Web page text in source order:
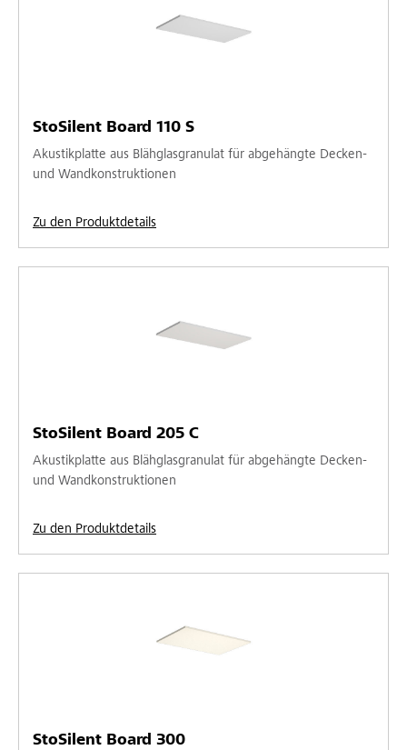
StoSilent Board 110 S
Akustikplatte aus Blähglasgranulat für abgehängte Decken-
und Wandkonstruktionen
Zu den Produktdetails
StoSilent Board 205 C
Akustikplatte aus Blähglasgranulat für abgehängte Decken-
und Wandkonstruktionen
Zu den Produktdetails
StoSilent Board 300